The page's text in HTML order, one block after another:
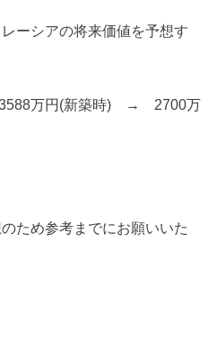
ーシアの将来価値を予想す
万円(新築時) → 2700万
ため参考までにお願いいた